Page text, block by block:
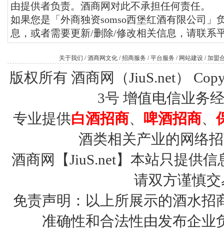
由提供者负责。酒商网对此不承担任何责任。
如果您是「外商独资somso西堡红酒有限公司」
息，或者需要更新/删除/修改相关信息，请联系
关于我们 /酒商网文化 /招商服务 /平台服务 / 网站建设 /加盟
版权所有 酒商网（JiuS.net）
3号 增值电信业务
专业提供白酒招商、 啤酒招商、
酒类相关产业的网络
酒商网【JiuS.net】本站只提供
请双方谨慎
免责声明：以上所展示的酒水
准确性和合法性由发布企业